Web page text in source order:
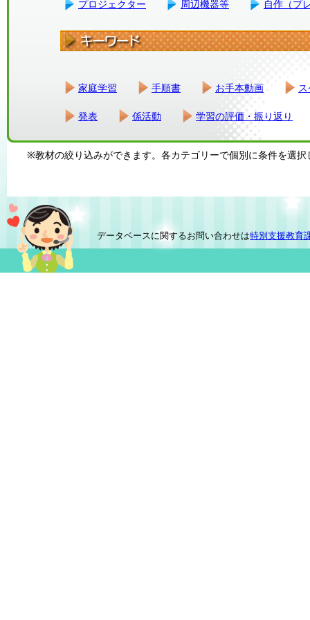
プロジェクター 周辺機器等 自作（プ
家庭学習 手順書 お手本動画
発表 係活動 学習の評価・振り返り
※教材の絞り込みができます。各カテゴリーで個別に条件を選択
データベースに関するお問い合わせは特別支援教育